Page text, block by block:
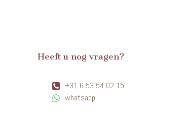
Heeft u nog vragen?
+31 6 53 54 02 15
whatsapp